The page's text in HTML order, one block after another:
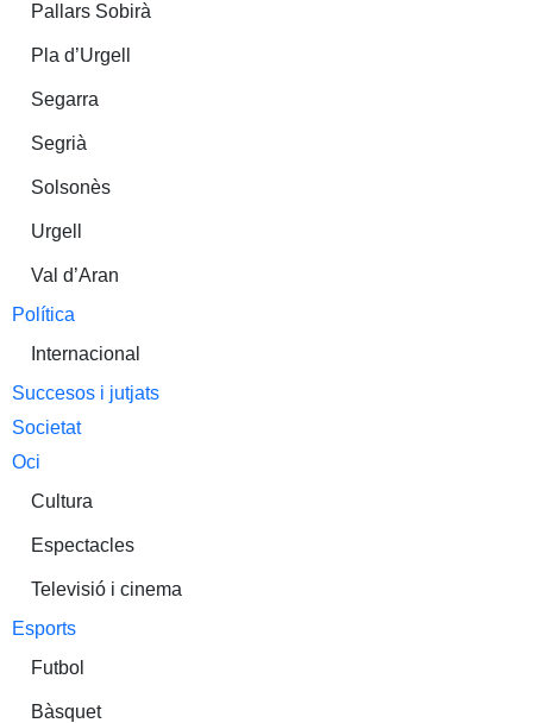
Pallars Sobirà
Pla d’Urgell
Segarra
Segrià
Solsonès
Urgell
Val d’Aran
Política
Internacional
Succesos i jutjats
Societat
Oci
Cultura
Espectacles
Televisió i cinema
Esports
Futbol
Bàsquet